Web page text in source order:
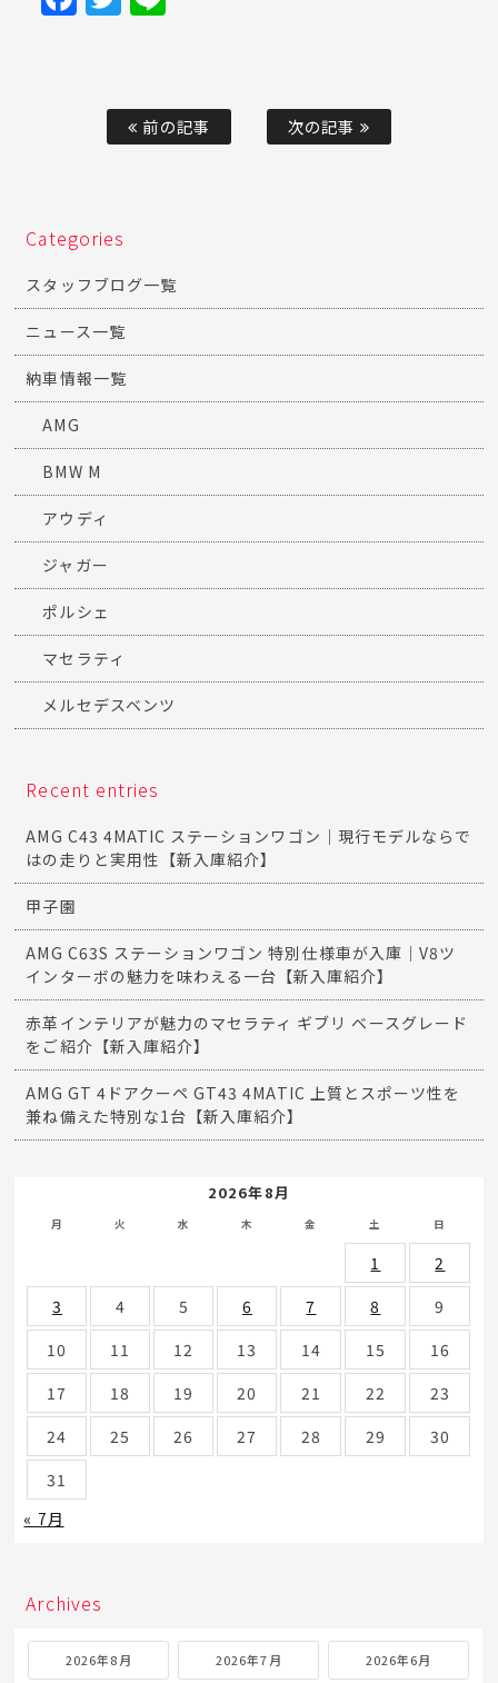
前の記事 次の記事
Categories
スタッフブログ一覧
ニュース一覧
納車情報一覧
AMG
BMW M
アウディ
ジャガー
ポルシェ
マセラティ
メルセデスベンツ
Recent entries
AMG C43 4MATIC ステーションワゴン｜現行モデルならで
はの走りと実用性【新入庫紹介】
甲子園
AMG C63S ステーションワゴン 特別仕様車が入庫｜V8ツ
インターボの魅力を味わえる一台【新入庫紹介】
赤革インテリアが魅力のマセラティ ギブリ ベースグレード
をご紹介【新入庫紹介】
AMG GT 4ドアクーペ GT43 4MATIC 上質とスポーツ性を
兼ね備えた特別な1台【新入庫紹介】
2026年8月
月 火 水 木 金 土 日
1
2
3
4 5 6 7 8
9
10
11 12 13 14 15
16
17
18 19 20 21 22
23
24
25 26 27 28 29
30
31
« 7月
Archives
2026年8月 2026年7月 2026年6月